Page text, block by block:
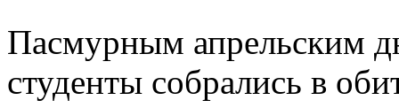
Пасмурным апрельским
студенты собрались в